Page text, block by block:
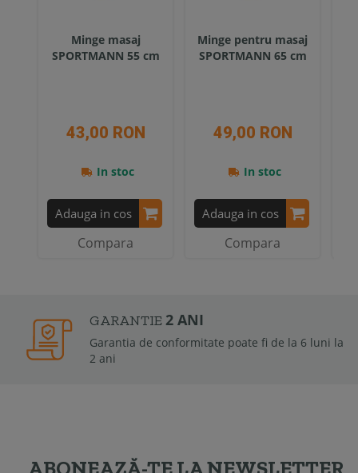
Minge masaj
SPORTMANN 55 cm
43,00 RON
In stoc
Adauga in cos
Compara
Minge pentru masaj
SPORTMANN 65 cm
49,00 RON
In stoc
Adauga in cos
Compara
GARANTIE 2 ANI
Garantia de conformitate poate fi de la 6 luni la
2 ani